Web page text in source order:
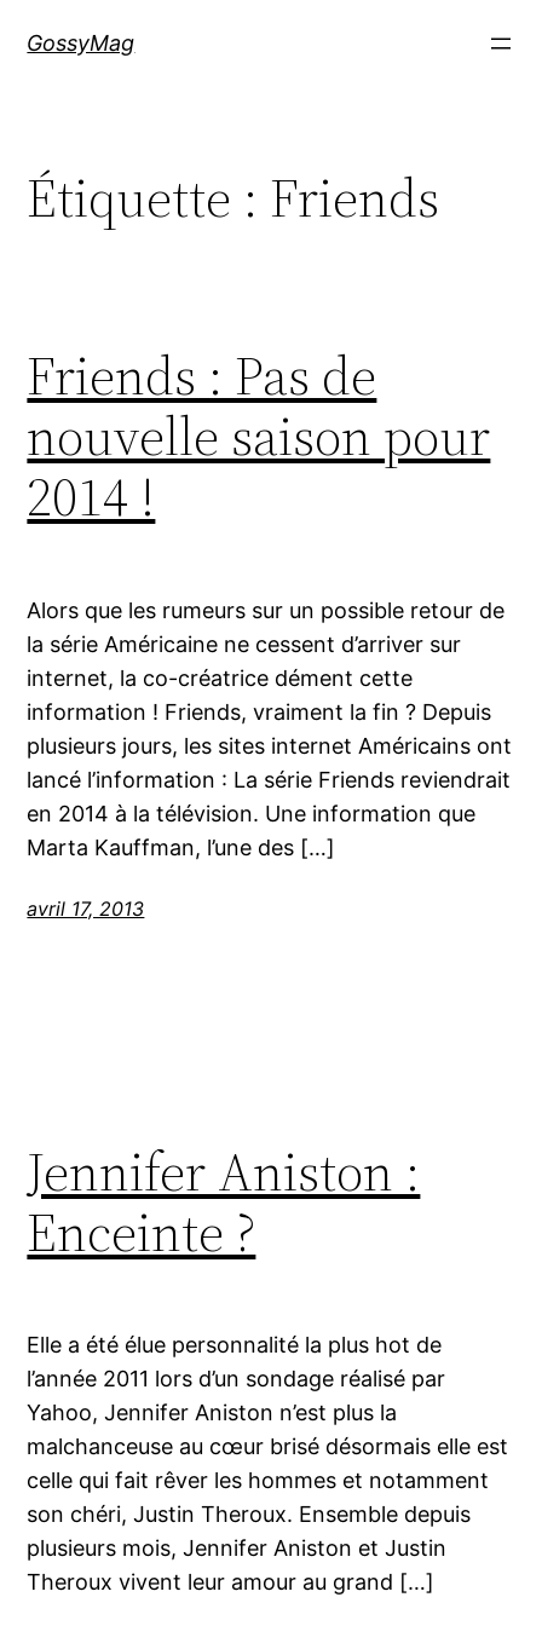
GossyMag
Étiquette : Friends
Friends : Pas de
nouvelle saison pour
2014 !
Alors que les rumeurs sur un possible retour de
la série Américaine ne cessent d’arriver sur
internet, la co-créatrice dément cette
information ! Friends, vraiment la fin ? Depuis
plusieurs jours, les sites internet Américains ont
lancé l’information : La série Friends reviendrait
en 2014 à la télévision. Une information que
Marta Kauffman, l’une des […]
avril 17, 2013
Jennifer Aniston :
Enceinte ?
Elle a été élue personnalité la plus hot de
l’année 2011 lors d’un sondage réalisé par
Yahoo, Jennifer Aniston n’est plus la
malchanceuse au cœur brisé désormais elle est
celle qui fait rêver les hommes et notamment
son chéri, Justin Theroux. Ensemble depuis
plusieurs mois, Jennifer Aniston et Justin
Theroux vivent leur amour au grand […]